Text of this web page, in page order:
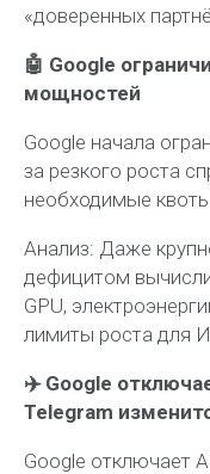
«доверенных
🤖 Google
мощностей
Google начала
за резкого роста
необходимые
Анализ: Даже
дефицитом
GPU,
лимиты роста для
✈️ Google
Telegram
Google отключает